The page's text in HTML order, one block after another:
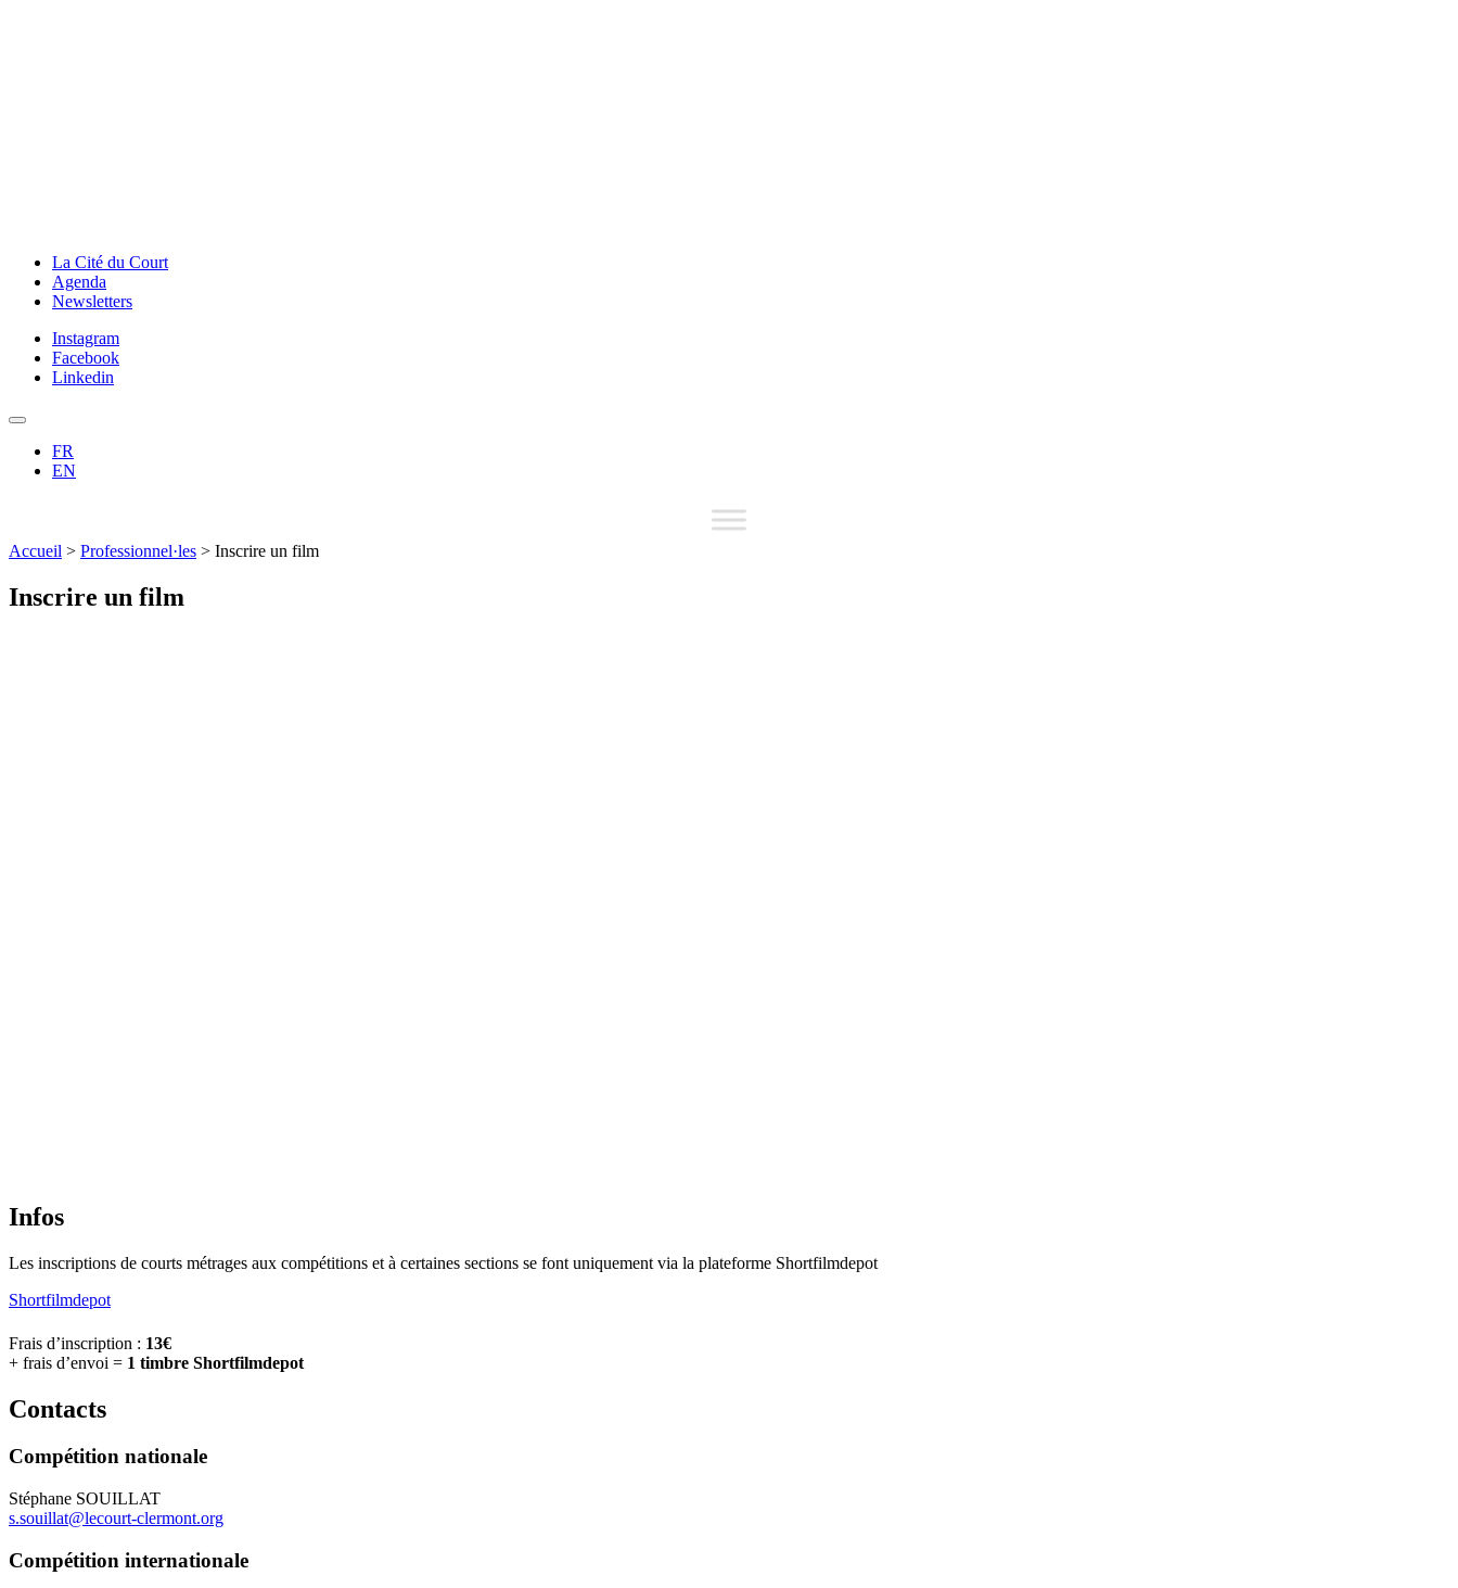
La Cité du Court
Agenda
Newsletters
Instagram
Facebook
Linkedin
FR
EN
Accueil > Professionnel·les > Inscrire un film
Inscrire un film
Infos
Les inscriptions de courts métrages aux compétitions et à certaines sections se font uniquement via la plateforme Shortfilmdepot
Shortfilmdepot
Frais d’inscription : 13€
+ frais d’envoi = 1 timbre Shortfilmdepot
Contacts
Compétition nationale
Stéphane SOUILLAT
s.souillat@lecourt-clermont.org
Compétition internationale